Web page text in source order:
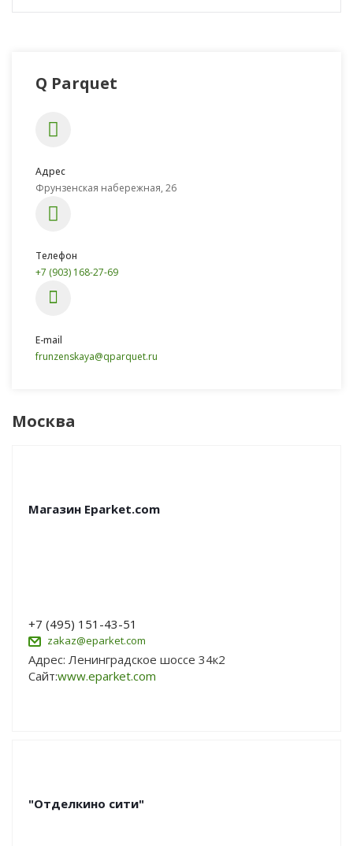
Q Parquet
Адрес
Фрунзенская набережная, 26
Телефон
+7 (903) 168-27-69
E-mail
frunzenskaya@qparquet.ru
Москва
Магазин Eparket.com
+7 (495) 151-43-51
zakaz@eparket.com
Адрес: Ленинградское шоссе 34к2
Сайт:www.eparket.com
"Отделкино сити"